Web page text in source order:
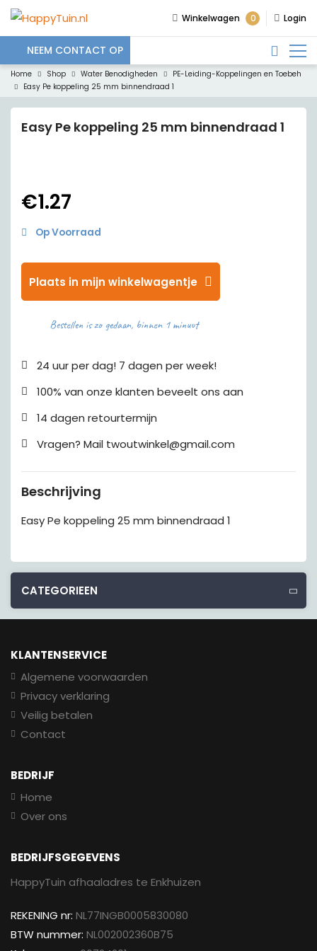
Winkelwagen 0 Login
NEEM CONTACT OP
Home Shop Water Benodigheden
PE-Leiding-Koppelingen en Toebeh
Easy Pe koppeling 25 mm binnendraad 1
Easy Pe koppeling 25 mm binnendraad 1
€1.27
Op Voorraad
Plaats in mijn winkelwagentje
Bestellen is zo gedaan, binnen 1 minuut
24 uur per dag! 7 dagen per week!
100% van onze klanten beveelt ons aan
14 dagen retourtermijn
Vragen? Mail twoutwinkel@gmail.com
Beschrijving
Easy Pe koppeling 25 mm binnendraad 1
CATEGORIEEN
KLANTENSERVICE
Algemene voorwaarden
Privacy verklaring
Veilig betalen
Contact
BEDRIJF
Home
Over ons
BEDRIJFSGEGEVENS
HappyTuin afhaaladres te Enkhuizen
REKENING nr: NL77INGB0005830080
BTW nummer: NL002002360B75